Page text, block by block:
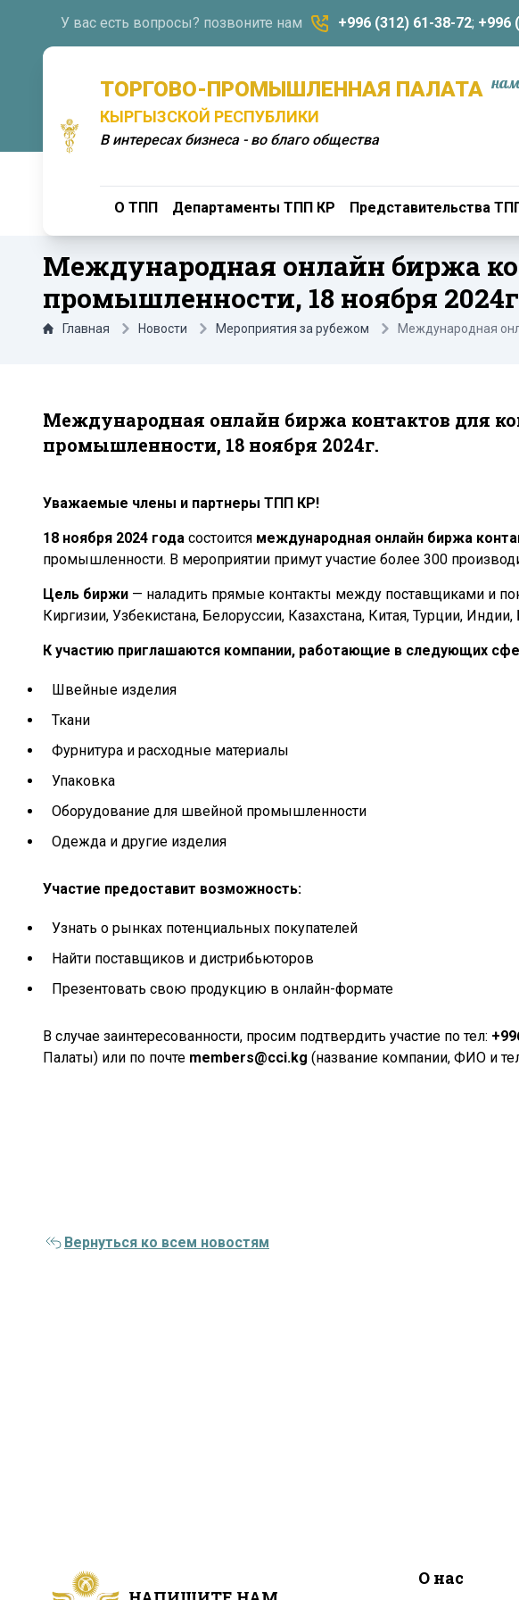
У вас есть вопросы? позвоните нам +996 (312) 61-38-72; +996
ТОРГОВО-ПРОМЫШЛЕННАЯ ПАЛАТА
КЫРГЫЗСКОЙ РЕСПУБЛИКИ
В интересах бизнеса - во благо общества
О ТПП Департаменты ТПП КР Представительства
Международная онлайн биржа
промышленности, 18 ноября
Главная Новости Мероприятия за рубежом Международная
Международная онлайн биржа контактов для
промышленности, 18 ноября 2024г.
Уважаемые члены и партнеры ТПП КР!
18 ноября 2024 года состоится международная онлайн биржа
промышленности. В мероприятии примут участие более 300
Цель биржи — наладить прямые контакты между поставщиками и
Киргизии, Узбекистана, Белоруссии, Казахстана, Китая, Турции,
К участию приглашаются компании, работающие в следующих
Швейные изделия
Ткани
Фурнитура и расходные материалы
Упаковка
Оборудование для швейной промышленности
Одежда и другие изделия
Участие предоставит возможность:
Узнать о рынках потенциальных покупателей
Найти поставщиков и дистрибьюторов
Презентовать свою продукцию в онлайн-формате
В случае заинтересованности, просим подтвердить участие по тел:
Палаты) или по почте members@cci.kg (название компании, ФИО и
Вернуться ко всем новостям
О нас